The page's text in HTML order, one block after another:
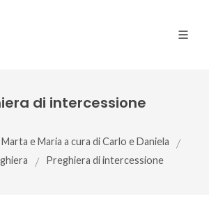
di intercessione
e Maria a cura di Carlo e Daniela /
/ Preghiera di intercessione